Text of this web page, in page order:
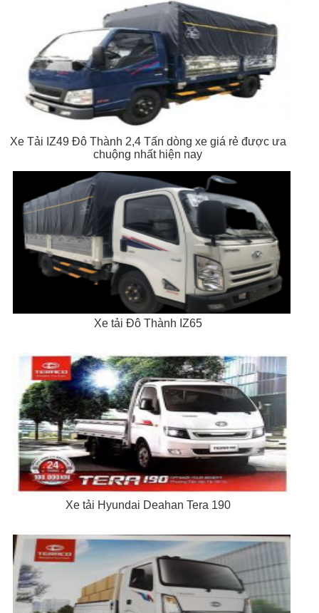
Xe Tải IZ49 Đô Thành 2,4 Tấn dòng xe giá rẻ được ưa
chuộng nhất hiện nay
Xe tải Đô Thành IZ65
Xe tải Hyundai Deahan Tera 190